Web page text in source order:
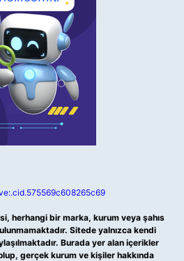
herhangi bir marka, kurum veya şahıs
Sitede yalnızca kendi
Burada yer alan içerikler
gerçek kurum ve kişiler hakkında